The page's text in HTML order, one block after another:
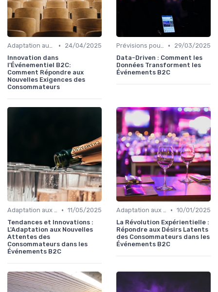
Adaptation aux Nouvelles Attentes des Consommateurs •
24/04/2025
Innovation dans
l'Événementiel B2C:
Comment Répondre aux
Nouvelles Exigences des
Consommateurs
Prévisions pour les Événements Futurs •
29/03/2025
Data-Driven : Comment les
Données Transforment les
Événements B2C
Adaptation aux Nouvelles Attentes des Consommateurs • 11/05/2025
Tendances et Innovations :
L'Adaptation aux Nouvelles
Attentes des
Consommateurs dans les
Événements B2C
Adaptation aux Nouvelles Attentes des Consommateurs • 10/01/2025
La Révolution Expérientielle :
Répondre aux Désirs Latents
des Consommateurs dans les
Événements B2C